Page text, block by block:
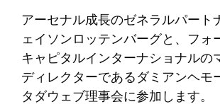
アーセナル成長のゼネラルパート
ェイソンロッテンバーグと、フォ
キャピタルインターナショナルの
ディレクターであるダミアンヘモ
タダウェブ理事会に参加します。